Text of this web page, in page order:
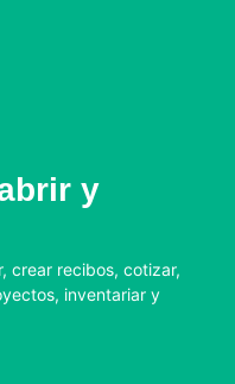
y
crear recibos, cotizar,
inventariar y